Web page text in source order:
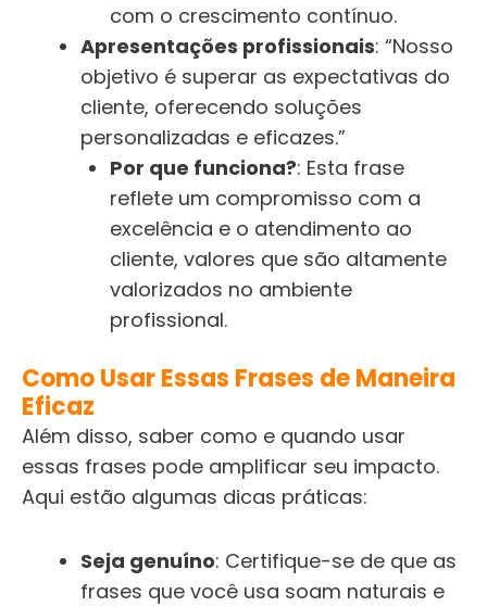
com o crescimento contínuo.
Apresentações profissionais: “Nosso
objetivo é superar as expectativas do
cliente, oferecendo soluções
personalizadas e eficazes.”
Por que funciona?: Esta frase
reflete um compromisso com a
excelência e o atendimento ao
cliente, valores que são altamente
valorizados no ambiente
profissional.
Como Usar Essas Frases de Maneira
Eficaz
Além disso, saber como e quando usar
essas frases pode amplificar seu impacto.
Aqui estão algumas dicas práticas:
Seja genuíno: Certifique-se de que as
frases que você usa soam naturais e